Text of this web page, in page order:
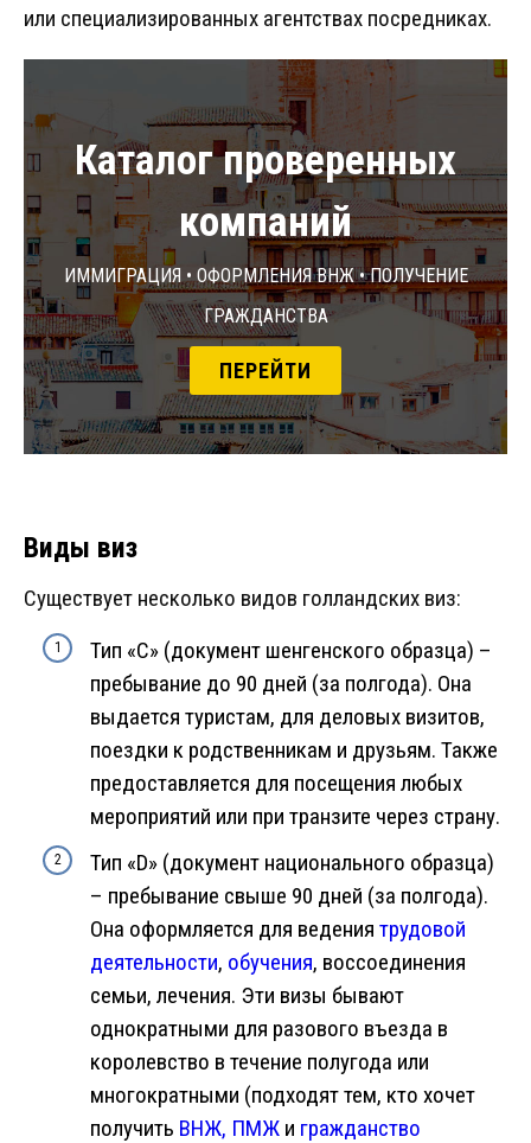
или специализированных агентствах посредниках.
Каталог проверенных
компаний
Иммиграция • Оформления ВНЖ • Получение
гражданства
ПЕРЕЙТИ
Виды виз
Существует несколько видов голландских виз:
Тип «С» (документ шенгенского образца) –
пребывание до 90 дней (за полгода). Она
выдается туристам, для деловых визитов,
поездки к родственникам и друзьям. Также
предоставляется для посещения любых
мероприятий или при транзите через страну.
Тип «D» (документ национального образца)
– пребывание свыше 90 дней (за полгода).
Она оформляется для ведения трудовой
деятельности, обучения, воссоединения
семьи, лечения. Эти визы бывают
однократными для разового въезда в
королевство в течение полугода или
многократными (подходят тем, кто хочет
получить ВНЖ, ПМЖ и гражданство